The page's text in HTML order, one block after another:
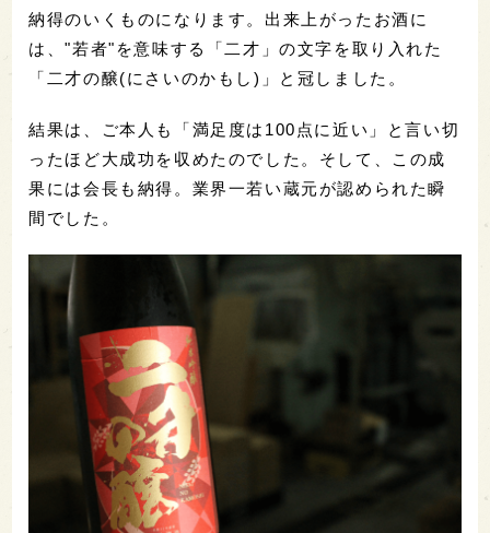
納得のいくものになります。出来上がったお酒に
は、"若者"を意味する「二才」の文字を取り入れた
「二才の醸(にさいのかもし)」と冠しました。
結果は、ご本人も「満足度は100点に近い」と言い切
ったほど大成功を収めたのでした。そして、この成
果には会長も納得。業界一若い蔵元が認められた瞬
間でした。